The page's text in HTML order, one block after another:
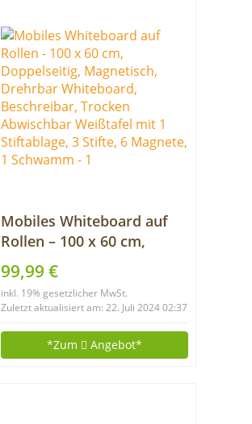
Mobiles Whiteboard auf
Rollen – 100 x 60 cm,
Doppelseitig, Magnetisch,
Drehrbar Whiteboard,
Beschreibar, Trocken
1 Stiftablage, 3 Stifte, 6
Magnete, 1 Schwamm
99,99 €
inkl. 19% gesetzlicher MwSt.
Zuletzt aktualisiert am: 22. Juli 2024 02:37
*Zum Angebot*